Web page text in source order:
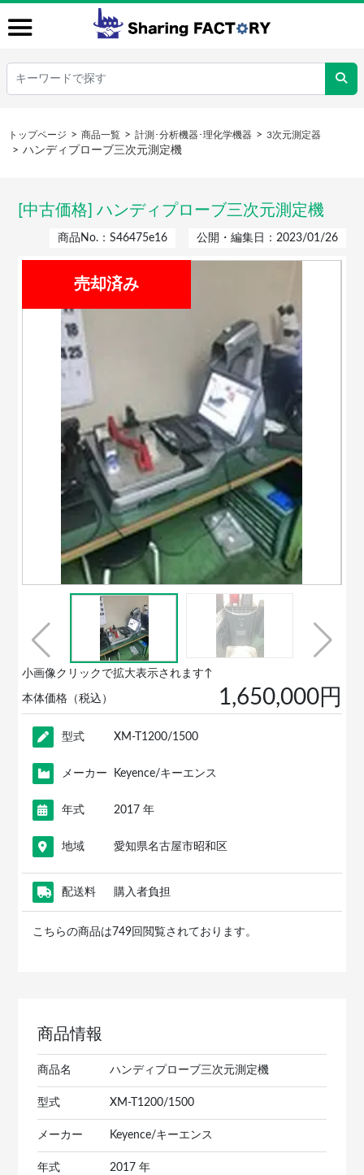
トップページ 商品一覧 計測･分析機器･理化学機器 3次元測定器
ハンディプローブ三次元測定機
[中古価格] ハンディプローブ三次元測定機
商品No.：S46475e16 公開・編集日：2023/01/26
売却済み
小画像クリックで拡大表示されます↑
本体価格（税込） 1,650,000円
型式 XM-T1200/1500
メーカー Keyence/キーエンス
年式 2017 年
地域 愛知県名古屋市昭和区
配送料 購入者負担
こちらの商品は749回閲覧されております。
商品情報
商品名 ハンディプローブ三次元測定機
型式 XM-T1200/1500
メーカー Keyence/キーエンス
年式 2017 年